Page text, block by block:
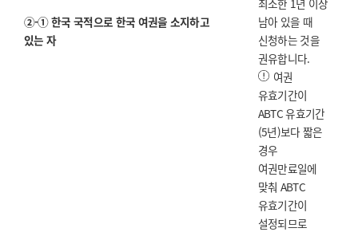
②-① 한국 국적으로 한국 여권을 소지하고
있는 자
남아 있을 때
신청하는 것을
권유합니다.
여권
유효기간이
ABTC 유효기간
(5년)보다 짧은
경우
여권만료일에
맞춰 ABTC
유효기간이
설정되므로